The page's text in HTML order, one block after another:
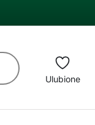
Ulubione